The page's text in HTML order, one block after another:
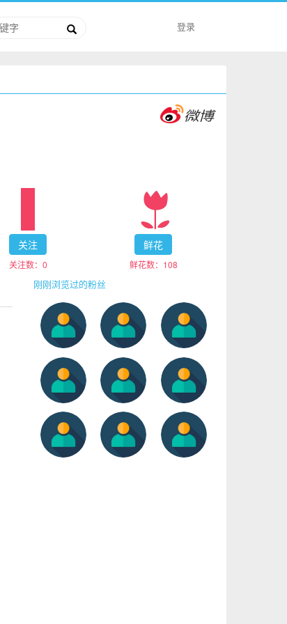
登录
关注
关注数： 0
鲜花
鲜花数： 108
刚刚浏览过的粉丝